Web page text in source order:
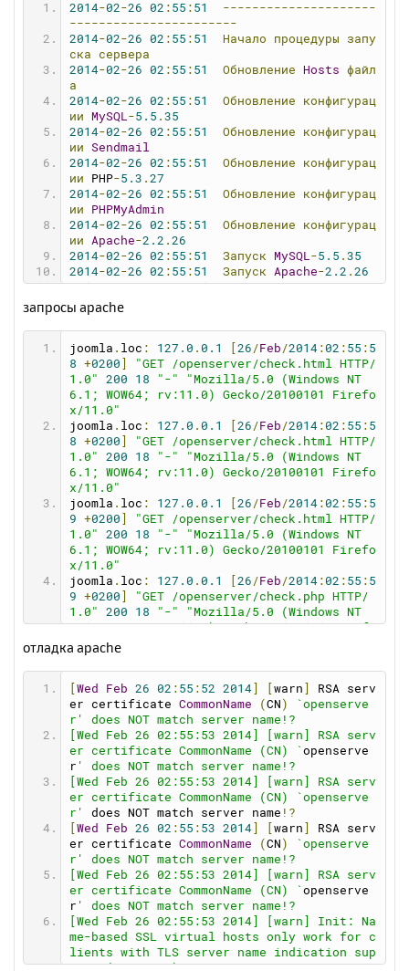
2014-02-26 02 : 55 : 51
---------------------
-----------------------
2014-02-26 02 : 55 : 51 Начало процедуры
запу
ска
сервера
2014-02-26 02 : 55 : 51 Обновление Hosts файл
а
2014-02-26 02 : 55 : 51 Обновление
конфигурац
ии
MySQL-5.5 . 35
2014-02-26 02 : 55 : 51 Обновление
конфигурац
ии Sendmail
2014-02-26 02 : 55 : 51 Обновление
конфигурац
ии PHP-5.3 . 27
2014-02-26 02 : 55 : 51 Обновление
конфигурац
ии
PHPMyAdmin
2014-02-26 02 : 55 : 51 Обновление
конфигурац
ии Apache-2.2 . 26
2014-02-26 02 : 55 : 51 Запуск MySQL-5.5 . 35
2014-02-26 02 : 55 : 51 Запуск Apache-2.2 . 26
2014-02-26 02:55:51 Проверка состояния се
рвера
2014
MySQL-5.5.35
2014-02 -26 02 :56 : 07 Сбой
запуска!
2014-02 26 02 56:07
---------------------
-----------------------
2014
02-26 02: 56 : 07 Начало процедуры
оста
новки
сервера
2014-02 -26 02 :56 : 07 Остановка системных
м
одулей
2014
02- 26 02 : 56 : 08 Отключение виртуально
го
диска
2014 - 02
тановлен!
запросы apache
joomla . loc : 127.0 . 0.1 26 /Feb /2014 : 02 : 55 : 5
8 +0200
"GET /openserver/check.html HTTP/
1.0"
200 18 "-"
"Mozilla/5.0 (Windows NT
6.1; WOW64; rv:11.0) Gecko/20100101 Firefo
x/11.0"
joomla . loc : 127.0 . 0.1 26 /Feb /2014 : 02 : 55 : 5
8 +0200
"GET /openserver/check.html HTTP/
1.0"
200 18 "-"
"Mozilla/5.0 (Windows NT
6.1; WOW64; rv:11.0) Gecko/20100101 Firefo
x/11.0"
joomla . loc : 127.0 . 0.1 26 /Feb /2014 : 02 : 55 : 5
9 +0200
"GET /openserver/check.html HTTP/
1.0"
200 18 "-"
"Mozilla/5.0 (Windows NT
6.1; WOW64; rv:11.0) Gecko/20100101 Firefo
x/11.0"
joomla . loc : 127.0 . 0.1 26 /Feb /2014 : 02 : 55 : 5
9 +0200
"GET /openserver/check.php HTTP/
1.0"
200 18 "-"
"Mozilla/5.0 (Windows NT
6.1; WOW64; rv:11.0) Gecko/20100101 Firefo
x/11.0"
отладка apache
Wed Feb 26 02 : 55 : 52 2014 warn
RSA serv
er certificate CommonName (CN )
`openserve
r' does NOT match server name!?
[Wed Feb 26 02:55:53 2014] [warn] RSA serv
er certificate CommonName (CN) ` openserve
r ' does NOT match server name!?
[Wed Feb 26 02:55:53 2014] [warn] RSA serv
er certificate CommonName (CN) `openserve
r'
does NOT match server name !?
Wed Feb 26 02 : 55 : 53 2014 warn
RSA serv
er certificate CommonName (CN )
`openserve
r' does NOT match server name!?
[Wed Feb 26 02:55:53 2014] [warn] RSA serv
er certificate CommonName (CN) ` openserve
r ' does NOT match server name!?
[Wed Feb 26 02:55:53 2014] [warn] Init: Na
me-based SSL virtual hosts only work for c
lients with TLS server name indication sup
port (RFC 4366)